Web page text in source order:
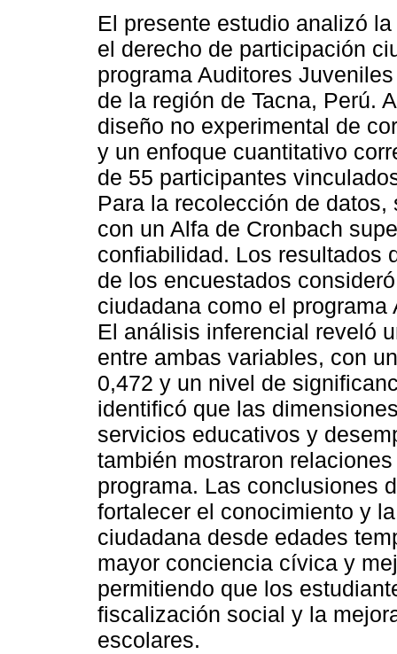
El presente estudio analizó
el derecho de participación
programa Auditores
de la región de Tacna, Perú.
diseño no experimental de
y un enfoque cuantitativo
de 55 participantes
Para la recolección de
con un Alfa de Cronbach
confiabilidad. Los resultados
de los encuestados
ciudadana como el
El análisis inferencial reveló
entre ambas variables, con
0,472 y un nivel de
identificó que las
servicios educativos y
también mostraron
programa. Las conclusiones
fortalecer el conocimiento y
ciudadana desde edades
mayor conciencia cívica y
permitiendo que los
fiscalización social y la
escolares.